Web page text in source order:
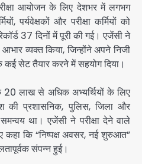
आयोजन के लिए देशभर में लगभग
पर्यवेक्षकों और परीक्षा कर्मियों को
37 दिनों में पूरी की गई। एजेंसी ने
आभार व्यक्त किया, जिन्होंने अपने निजी
सेट तैयार करने में सहयोग दिया।
लाख से अधिक अभ्यर्थियों के लिए
की प्रशासनिक, पुलिस, जिला और
था। एजेंसी ने परीक्षा देने वाले
कहा कि “निष्पक्ष अवसर, नई शुरुआत”
संपन्न हुई।